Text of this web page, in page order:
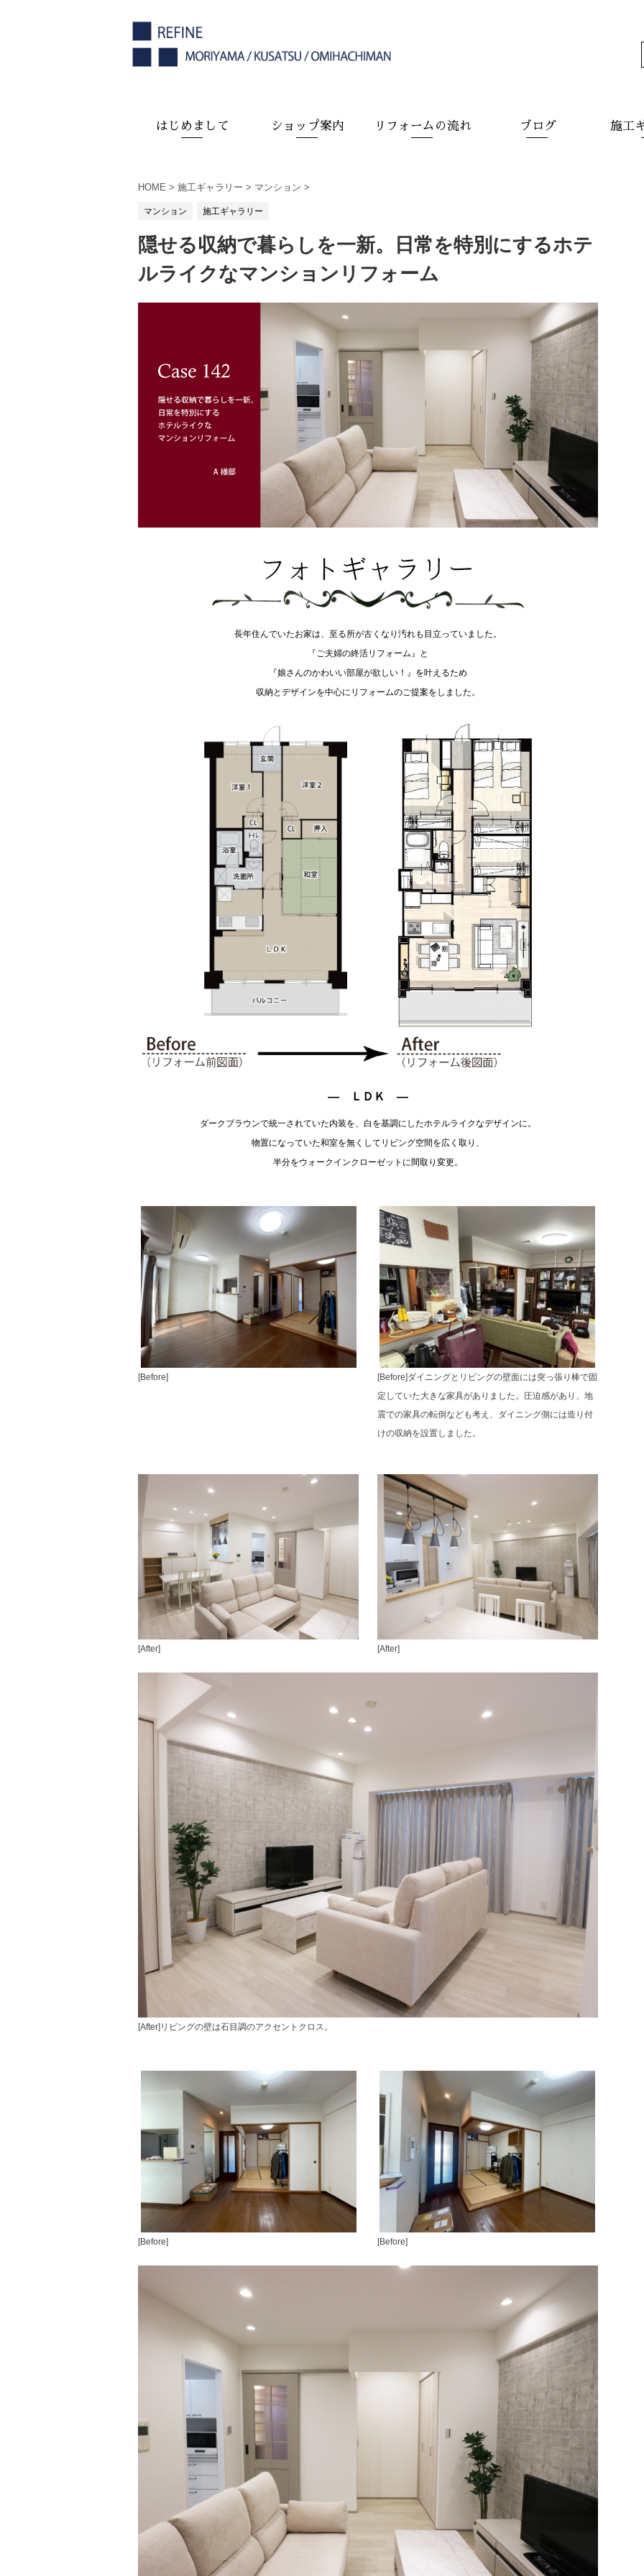
はじめまして ショップ案内 リフォームの流れ ブログ 施工
HOME > 施工ギャラリー > マンション >
マンション 施工ギャラリー
隠せる収納で暮らしを一新。日常を特別にするホテ
ルライクなマンションリフォーム
長年住んでいたお家は、至る所が古くなり汚れも目立っていました。
『ご夫婦の終活リフォーム』と
『娘さんのかわいい部屋が欲しい！』を叶えるため
収納とデザインを中心にリフォームのご提案をしました。
― ＬＤＫ ―
ダークブラウンで統一されていた内装を、白を基調にしたホテルライクなデザインに。
物置になっていた和室を無くしてリビング空間を広く取り、
半分をウォークインクローゼットに間取り変更。
[Before]
[Before]ダイニングとリビングの壁面には突っ張り棒で固
定していた大きな家具がありました。圧迫感があり、地
震での家具の転倒なども考え、ダイニング側には造り付
けの収納を設置しました。
[After] [After]
[After]リビングの壁は石目調のアクセントクロス。
[Before] [Before]